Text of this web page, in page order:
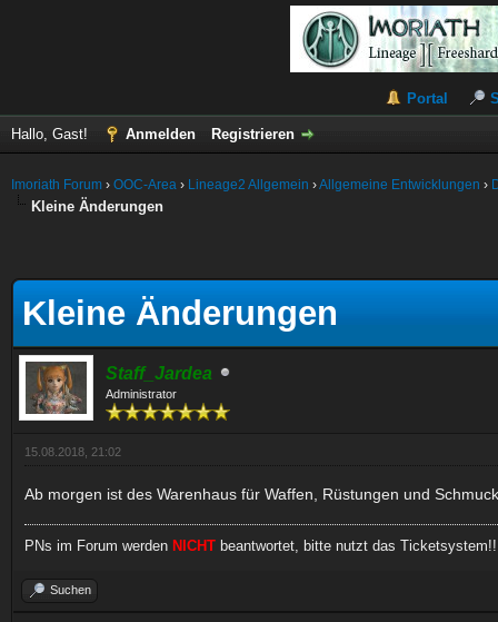
Portal
Hallo, Gast! Anmelden Registrieren
Imoriath Forum › OOC-Area › Lineage2 Allgemein ›Allgemeine Entwicklungen ›
Kleine Änderungen
Kleine Änderungen
Staff_Jardea
Administrator
15.08.2018, 21:02
Ab morgen ist des Warenhaus für Waffen, Rüstungen und
PNs im Forum werden NICHT beantwortet, bitte nutzt das
Suchen